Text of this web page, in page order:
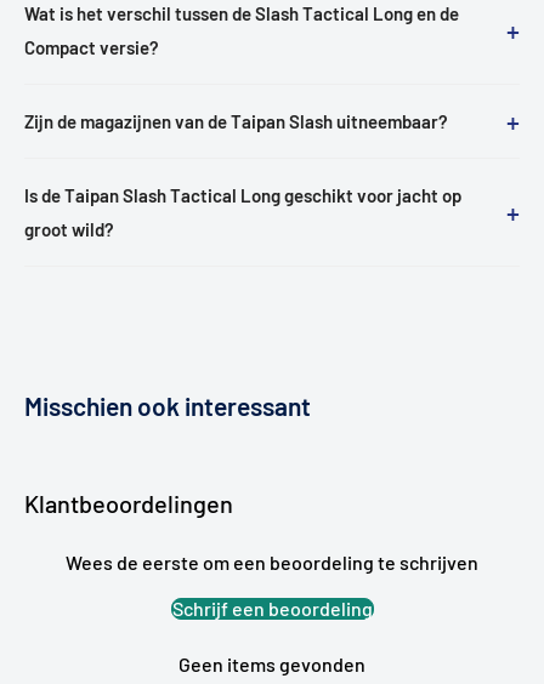
Wat is het verschil tussen de Slash Tactical Long en de
Compact versie?
+
Zijn de magazijnen van de Taipan Slash uitneembaar? +
Is de Taipan Slash Tactical Long geschikt voor jacht op
groot wild?
+
Misschien ook interessant
Klantbeoordelingen
Wees de eerste om een beoordeling te schrijven
Schrijf een beoordeling
Geen items gevonden